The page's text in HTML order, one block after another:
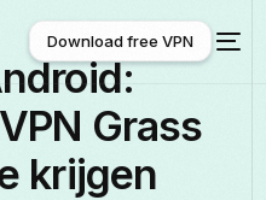
VPN
Download free VPN
Grass
krijgen